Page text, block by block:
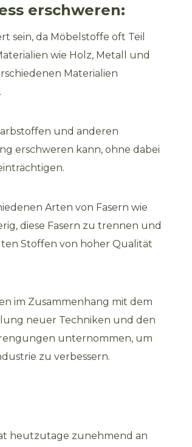
erschweren:
sein, da Möbelstoffe oft Teil
wie Holz, Metall und
Materialien
und anderen
erschweren kann, ohne dabei
Arten von Fasern wie
diese Fasern zu trennen und
Stoffen von hoher Qualität
im Zusammenhang mit dem
neuer Techniken und den
unternommen, um
zu verbessern.
heutzutage zunehmend an